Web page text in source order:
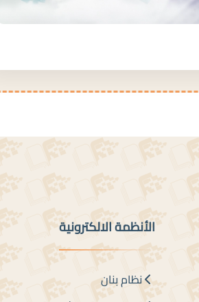
الأنظمة الالكترونية
نظام بنان